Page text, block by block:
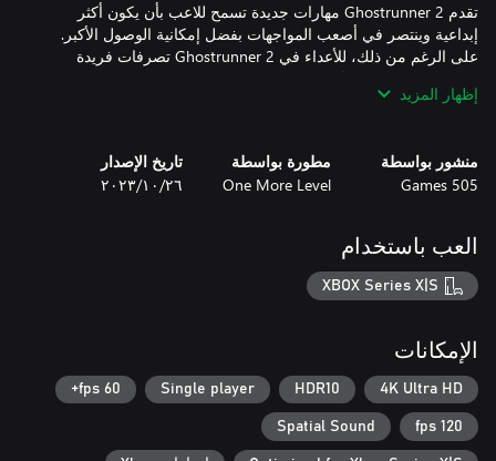
تقدم Ghostrunner 2 مهارات جديدة تسمح للاعب بأن يكون أكثر
إبداعية وينتصر في أصعب المواجهات بفضل إمكانية الوصول الأكبر.
على الرغم من ذلك، للأعداء في Ghostrunner 2 تصرفات فريدة
حسب المهارات التي تُستخدم ضدهم، ما يشكل تحديًا جديدًا في كل
مواجهة. تمت إعادة تصميم نظام تقدم اللاعب بالكامل بحيث تتاح
أتقن الفضاء الآلي إذا كنت تطمح إلى النجاة. اهزم أعداء جددًا يوقدون
وجدرانًا قابلة للتدمير وكيانات حيادية وتحسينات لا حصر لها، حافظ على
إثارة القتال وحداثته. ألا يمكنك الاكتفاء؟ تعمق أكثر في المعلومات
أنقذ البشرية بأسلوبك الأنيق بينما تحطم خصومك وأنت تستمع إلى
الموسيقى التصويرية الإلكترونية الآسرة التي تضم موسيقى جديدة
أبدعها Daniel Deluxe وWe Are Magonia وGost وDan Terminus
وArek Reikowsk.
إظهار المزيد
منشور بواسطة
505 Games
مطورة بواسطة
One More Level
تاريخ الإصدار
٢٦‏/١٠‏/٢٠٢٣
العب باستخدام
XBOX Series X|S
الإمكانات
4K Ultra HD
HDR10
Single player
60 fps+
120 fps
Spatial Sound